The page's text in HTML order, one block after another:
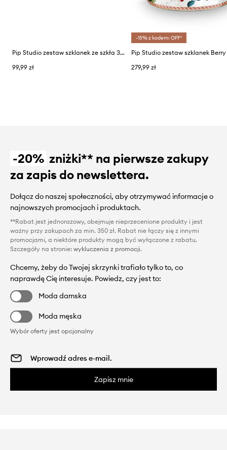
Pip Studio zestaw szklanek ze szkła 320 ml
99,99 zł
-15% z kodem: OFF*
279,99 zł
-20% zniżki** na pierwsze zakupy
za zapis do newslettera.
Dołącz do naszej społeczności, aby otrzymywać informacje o
najnowszych promocjach i produktach.
**Rabat jest jednorazowy, obejmuje nieprzecenione produkty i jest
ważny przy zakupach za min. 350 zł. Rabat nie łączy się z innymi
promocjami, a niektóre produkty mogą być wyłączone z rabatu.
Szczegóły na stronie: wykluczenia z promocji.
Chcemy, żeby do Twojej skrzynki trafiało tylko to, co
naprawdę Cię interesuje. Powiedz, czy jest to:
Moda damska
Moda męska
Wybór oferty jest opcjonalny
Zapisz mnie